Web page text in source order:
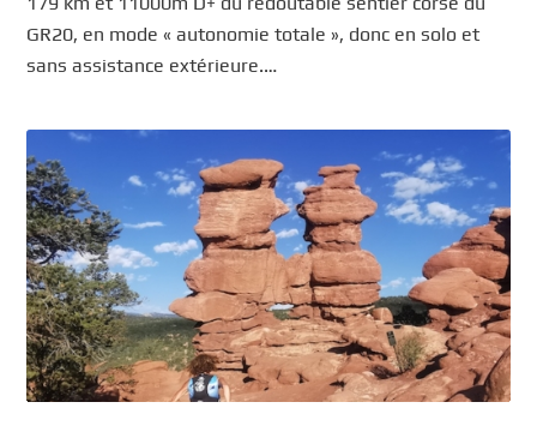
GR20, en mode « autonomie totale », donc en solo et
sans assistance extérieure.…